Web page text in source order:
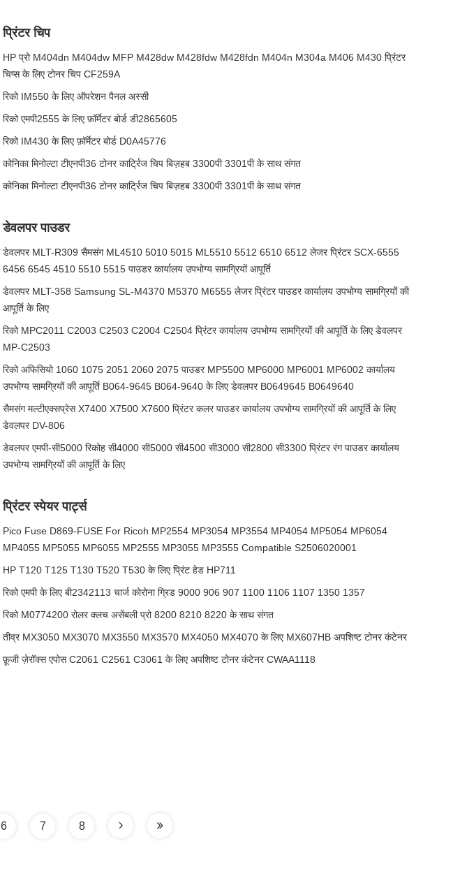
प्रिंटर चिप
HP प्रो M404dn M404dw MFP M428dw M428fdw M428fdn M404n M304a M406 M430 प्रिंटर
चिप्स के लिए टोनर चिप CF259A
रिको IM550 के लिए ऑपरेशन पैनल अस्सी
रिको एमपी2555 के लिए फ़ॉर्मेटर बोर्ड डी2865605
रिको IM430 के लिए फ़ॉर्मेटर बोर्ड D0A45776
कोनिका मिनोल्टा टीएनपी36 टोनर कार्ट्रिज चिप बिज़हब 3300पी 3301पी के साथ संगत
कोनिका मिनोल्टा टीएनपी36 टोनर कार्ट्रिज चिप बिज़हब 3300पी 3301पी के साथ संगत
डेवलपर पाउडर
डेवलपर MLT-R309 सैमसंग ML4510 5010 5015 ML5510 5512 6510 6512 लेजर प्रिंटर SCX-6555
6456 6545 4510 5510 5515 पाउडर कार्यालय उपभोग्य सामग्रियों आपूर्ति
डेवलपर MLT-358 Samsung SL-M4370 M5370 M6555 लेजर प्रिंटर पाउडर कार्यालय उपभोग्य सामग्रियों की
आपूर्ति के लिए
रिको MPC2011 C2003 C2503 C2004 C2504 प्रिंटर कार्यालय उपभोग्य सामग्रियों की आपूर्ति के लिए डेवलपर
MP-C2503
रिको अफिसियो 1060 1075 2051 2060 2075 पाउडर MP5500 MP6000 MP6001 MP6002 कार्यालय
उपभोग्य सामग्रियों की आपूर्ति B064-9645 B064-9640 के लिए डेवलपर B0649645 B0649640
सैमसंग मल्टीएक्सप्रेस X7400 X7500 X7600 प्रिंटर कलर पाउडर कार्यालय उपभोग्य सामग्रियों की आपूर्ति के लिए
डेवलपर DV-806
डेवलपर एमपी-सी5000 रिकोह सी4000 सी5000 सी4500 सी3000 सी2800 सी3300 प्रिंटर रंग पाउडर कार्यालय
उपभोग्य सामग्रियों की आपूर्ति के लिए
प्रिंटर स्पेयर पार्ट्स
Pico Fuse D869-FUSE For Ricoh MP2554 MP3054 MP3554 MP4054 MP5054 MP6054
MP4055 MP5055 MP6055 MP2555 MP3055 MP3555 Compatible S2506020001
HP T120 T125 T130 T520 T530 के लिए प्रिंट हेड HP711
रिको एमपी के लिए बी2342113 चार्ज कोरोना ग्रिड 9000 906 907 1100 1106 1107 1350 1357
रिको M0774200 रोलर क्लच असेंबली प्रो 8200 8210 8220 के साथ संगत
तीव्र MX3050 MX3070 MX3550 MX3570 MX4050 MX4070 के लिए MX607HB अपशिष्ट टोनर कंटेनर
फ़ूजी ज़ेरॉक्स एपोस C2061 C2561 C3061 के लिए अपशिष्ट टोनर कंटेनर CWAA1118
6 7 8